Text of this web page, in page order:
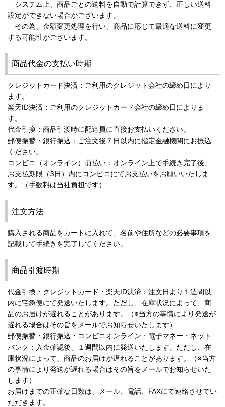
システム上、商品ごとの送料を自動で計算できず、正しい送料
設定ができない場合がございます。
その為、金額変更処理を行い、商品に応じて最適な送料に変更
する可能性がございます。
商品代金の支払い時期
クレジットカード決済：ご利用のクレジット会社の締め日により
ます。
楽天ID決済：ご利用のクレジットカード会社の締め日によりま
す。
代金引換：商品引渡時に配達員に直接お支払いください。
郵便振替・銀行振込：ご注文後７日以内に指定金融機関にお振込
ください。
コンビニ（オンライン）前払い：オンライン上で手続き完了後、
お支払期限（3日）内にコンビニにてお支払いをお願いいたしま
す。（手数料は当社負担です）
注文方法
購入される商品をカートに入れて、名前や住所などの必要事項を
記載して手続きを完了してください。
商品引渡時期
代金引換・クレジットカード・楽天ID決済：注文日より１週間以
内に宅急便にて発送いたします。ただし、在庫状況によって、商
品のお届けが遅れることがあります。（※当方の事情により発送が
遅れる場合はその旨をメールでお知らせいたします）
郵便振替・銀行振込・コンビニオンライン・電子マネー・ネット
バンク：入金確認後、１週間以内に発送いたします。ただし、在
庫状況によって、商品のお届けが遅れることがあります。（※当方
の事情により発送が遅れる場合はその旨をメールでお知らせいた
します）
お届けまでの正確な日数は、メール、電話、FAXにて連絡させてい
ただきます。